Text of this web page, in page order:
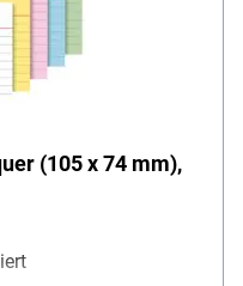
(105 x 74 mm),